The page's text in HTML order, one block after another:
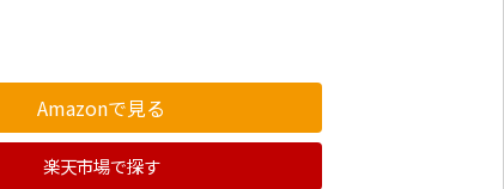
Amazonで見る
楽天市場で探す